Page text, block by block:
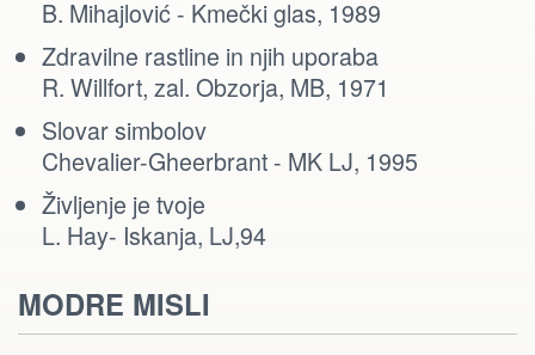
B. Mihajlović - Kmečki glas, 1989
Zdravilne rastline in njih uporaba
R. Willfort, zal. Obzorja, MB, 1971
Slovar simbolov
Chevalier-Gheerbrant - MK LJ, 1995
Življenje je tvoje
L. Hay- Iskanja, LJ,94
MODRE MISLI